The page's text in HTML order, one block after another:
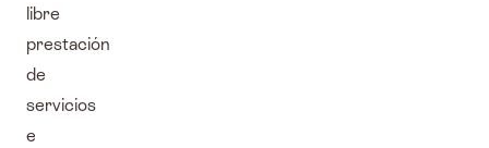
libre
prestación
de
servicios
e